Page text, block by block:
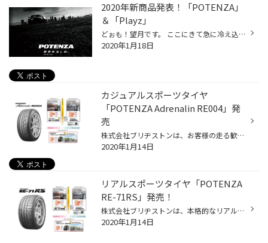
2020年新商品発表！「POTENZA」
＆「Playz」
どぉも！望月です。 ここにきて急に冷え込みが厳しくなってきましたね～ 気象庁の予報ですと、ここ数日は最低気温が３°以下の日が続くようです。 ３°以下は路面凍結のリスクが高まりますのでお車を早朝や深夜に運転される方はご注意下さい。 気温が下がると、道路の電光掲示も「凍結注意」など表示...
2020年1月18日
カジュアルスポーツタイヤ
「POTENZA Adrenalin RE004」発
売
株式会社ブリヂストンは、お客様の走る歓びに応えるスタイリッシュなカジュアルスポーツタイヤ「POTENZA Adrenalin RE004（ポテンザ アドレナリン・アールイー・ゼロゼロ・フォー）」を2月より発売します。発売サイズは40サイズで、全てメーカー希望小売価格を設定しています。 「POTENZA」は1979年...
2020年1月14日
リアルスポーツタイヤ「POTENZA
RE-71RS」発売！
株式会社ブリヂストンは、本格的なリアルスポーツタイヤ「POTENZA」の新商品として、ストリートラジアル史上最速を追求した「POTENZA RE-71RS（ポテンザ アールイー・ナナイチアールエス）」を2月より順次発売します。発売サイズは63サイズで、全てメーカー希望小売価格を設定します。 「POTENZA」...
2020年1月14日